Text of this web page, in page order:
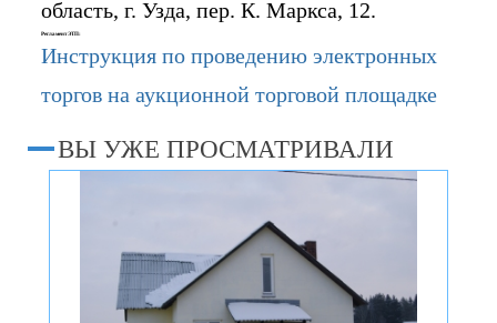
область, г. Узда, пер. К. Маркса, 12.
Регламент ЭТП:
Инструкция по проведению электронных
торгов на аукционной торговой площадке
ВЫ УЖЕ ПРОСМАТРИВАЛИ